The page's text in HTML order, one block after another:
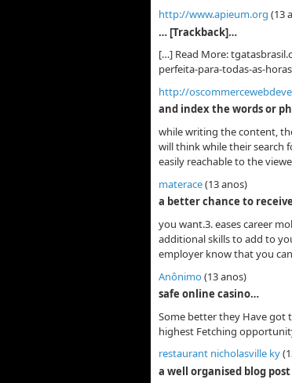
http://www.apieum.org (13
… [Trackback]…
[…] Read More:
perfeita-para-todas-as-
http://
and index the words or
while writing the content,
will think while their search
easily reachable to the
materace(13 anos)
a better chance to
you want.3. eases career
additional skills to add to
employer know that you
Anônimo(13 anos)
safe online casino…
Some better they Have got
highest Fetching
restaurant nicholasville ky
a well organised blog